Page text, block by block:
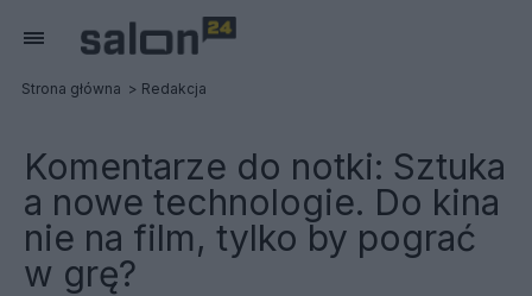
Strona główna Redakcja
Komentarze do notki: Sztuka
a nowe technologie. Do kina
nie na film, tylko by pograć
w grę?